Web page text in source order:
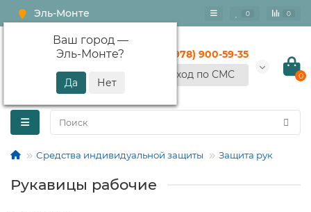
Эль-Монте
Ваш город —
Эль-Монте?
0 0
+7 (978) 900-59-35
Вход по СМС
0
Средства индивидуальной защиты Защита рук
Рукавицы рабочие